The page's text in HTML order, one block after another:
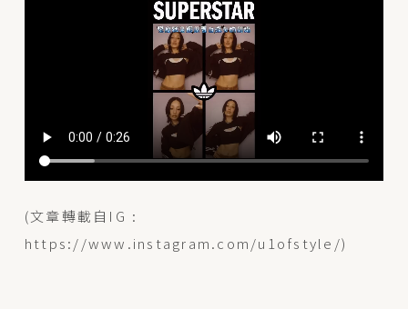
(文章轉載自IG :
https://www.instagram.com/u1ofstyle/)